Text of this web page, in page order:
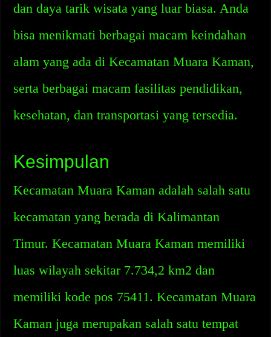
dan daya tarik wisata yang luar biasa. Anda
bisa menikmati berbagai macam keindahan
alam yang ada di Kecamatan Muara Kaman,
serta berbagai macam fasilitas pendidikan,
kesehatan, dan transportasi yang tersedia.
Kesimpulan
Kecamatan Muara Kaman adalah salah satu
kecamatan yang berada di Kalimantan
Timur. Kecamatan Muara Kaman memiliki
luas wilayah sekitar 7.734,2 km2 dan
memiliki kode pos 75411. Kecamatan Muara
Kaman juga merupakan salah satu tempat